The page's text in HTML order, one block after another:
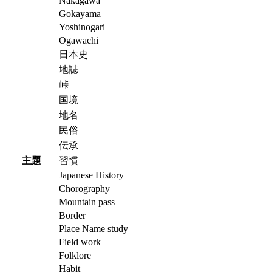
Gokayama
Yoshinogari
Ogawachi
主題
日本史
地誌
峠
国境
地名
民俗
伝承
習慣
Japanese History
Chorography
Mountain pass
Border
Place Name study
Field work
Folklore
Habit